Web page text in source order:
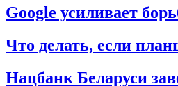
Google усиливает
Что делать, если
Нацбанк Беларуси